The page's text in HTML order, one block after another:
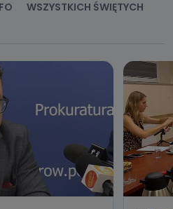
WSZYSTKICH ŚWIĘTYCH